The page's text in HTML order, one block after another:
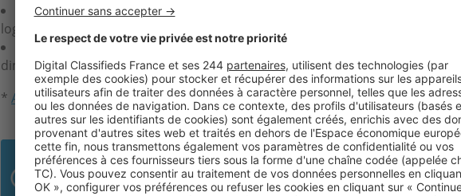
un cheminement extérieur et intérieur qui permet d’atteindre la porte
logement,
une cuisine, un séjour, une chambre, un WC et une salle d’eau qui
dimensions qui leur permettent d’être utilisés par une personne handicapée.
* Article L441-1du Code de la construction et de l’habitation
Les personnes handicapées peuvent aussi, sous certaines
faire valoir le Droit au logement opposable.